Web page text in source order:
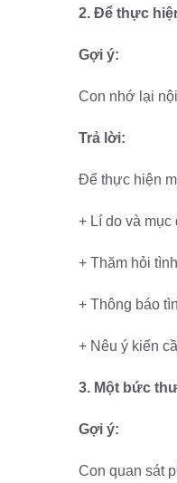
2. Để thực
Gợi ý:
Con nhớ lại
Trả lời:
Để thực hiện
+ Lí do và mục
+ Thăm hỏi
+ Thông báo
+ Nêu ý kiến
3. Một bức
Gợi ý:
Con quan sát